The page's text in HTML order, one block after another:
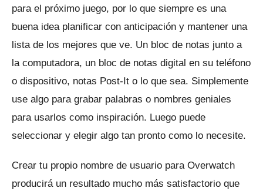
para el próximo juego, por lo que siempre es una
buena idea planificar con anticipación y mantener una
lista de los mejores que ve. Un bloc de notas junto a
la computadora, un bloc de notas digital en su teléfono
o dispositivo, notas Post-It o lo que sea. Simplemente
use algo para grabar palabras o nombres geniales
para usarlos como inspiración. Luego puede
seleccionar y elegir algo tan pronto como lo necesite.
Crear tu propio nombre de usuario para Overwatch
producirá un resultado mucho más satisfactorio que